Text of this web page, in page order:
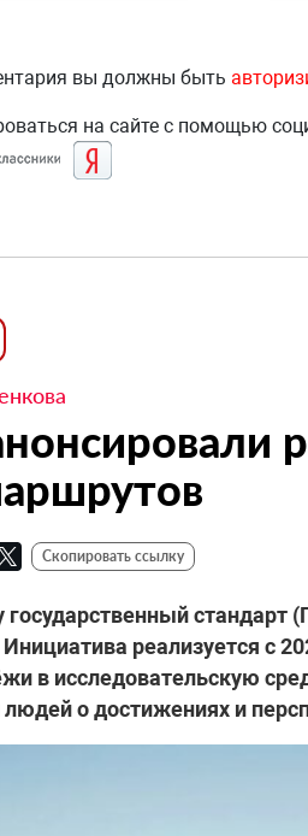
вы должны быть
на сайте с помощью
Скопировать ссылку
государственный
реализуется с
в исследовательскую
о достижениях и